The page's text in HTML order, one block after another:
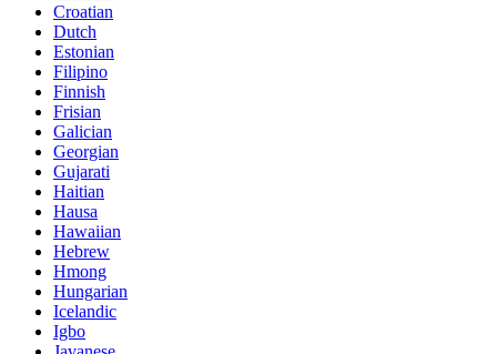
Croatian
Dutch
Estonian
Filipino
Finnish
Frisian
Galician
Georgian
Gujarati
Haitian
Hausa
Hawaiian
Hebrew
Hmong
Hungarian
Icelandic
Igbo